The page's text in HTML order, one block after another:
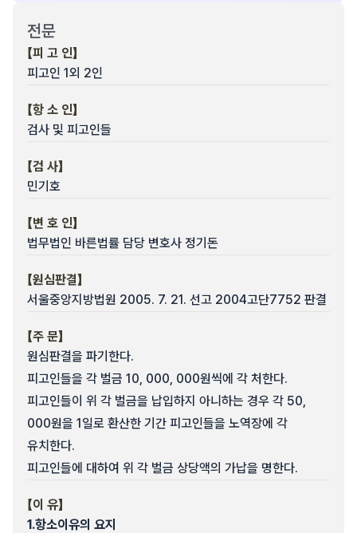
전문
【피 고 인】
피고인 1외 2인
【항 소 인】
검사 및 피고인들
【검 사】
민기호
【변 호 인】
법무법인 바른법률 담당 변호사 정기돈
【원심판결】
서울중앙지방법원 2005. 7. 21. 선고 2004고단7752 판결
【주 문】
원심판결을 파기한다.
피고인들을 각 벌금 10, 000, 000원씩에 각 처한다.
피고인들이 위 각 벌금을 납입하지 아니하는 경우 각 50,
000원을 1일로 환산한 기간 피고인들을 노역장에 각
유치한다.
피고인들에 대하여 위 각 벌금 상당액의 가납을 명한다.
【이 유】
1.항소이유의 요지